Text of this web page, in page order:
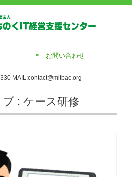
お問い合わせ
MAIL:contact@mitbac.org
: ケース研修